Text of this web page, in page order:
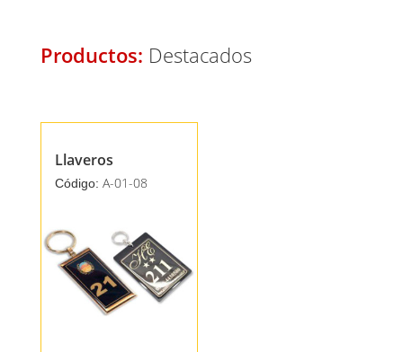
Productos: Destacados
Llaveros
Código: A-01-08